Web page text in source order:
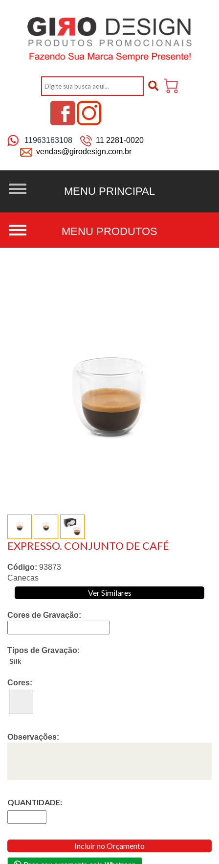
11963163108
11 2281-0020
vendas@girodesign.com.br
EXPRESSO. CONJUNTO DE CAFÉ
Código: 93873
Canecas
Ver Similares
Cores de Gravação:
Tipos de Gravação:
Silk
Cores:
Observações:
QUANTIDADE:
Incluir no Orçamento